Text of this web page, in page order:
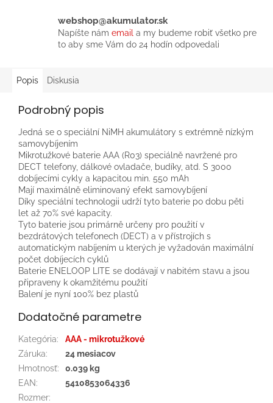
webshop@akumulator.sk
Napíšte nám email a my budeme robiť všetko pre
to aby sme Vám do 24 hodín odpovedali
Popis Diskusia
Podrobný popis
Jedná se o speciální NiMH akumulátory s extrémně nízkým
samovybíjením
Mikrotužkové baterie AAA (R03) speciálně navržené pro
DECT telefony, dálkové ovladače, budíky, atd. S 3000
dobíjecími cykly a kapacitou min. 550 mAh
Mají maximálně eliminovaný efekt samovybíjení
Díky speciální technologii udrží tyto baterie po dobu pěti
let až 70% své kapacity.
Tyto baterie jsou primárně určeny pro použití v
bezdrátových telefonech (DECT) a v přístrojích s
automatickým nabíjením u kterých je vyžadován maximální
počet dobíjecích cyklů
Baterie ENELOOP LITE se dodávají v nabitém stavu a jsou
připraveny k okamžitému použití
Balení je nyní 100% bez plastů
Dodatočné parametre
Kategória:
AAA - mikrotužkové
Záruka:
24 mesiacov
Hmotnosť:
0.039 kg
EAN:
5410853064336
Rozmer: